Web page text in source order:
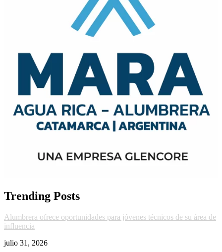
Trending Posts
Alumbrera ofrece oportunidades para jóvenes técnicos de su área de
influencia
julio 31, 2026